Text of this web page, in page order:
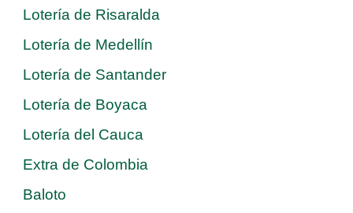
Lotería de Risaralda
Lotería de Medellín
Lotería de Santander
Lotería de Boyaca
Lotería del Cauca
Extra de Colombia
Baloto